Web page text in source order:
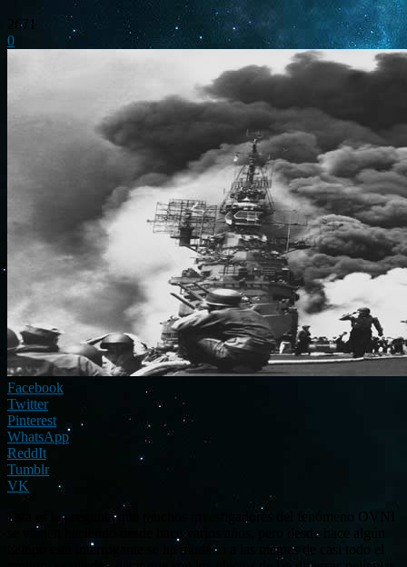
2671
0
Facebook
Twitter
Pinterest
WhatsApp
ReddIt
Tumblr
VK
Esta es la pregunta que muchos investigadores del fenómeno OVNI
se vienen haciendo desde hace varios años, pero desde hace algún
tiempo esta interrogante se ha mudado a las mentes de casi todo el